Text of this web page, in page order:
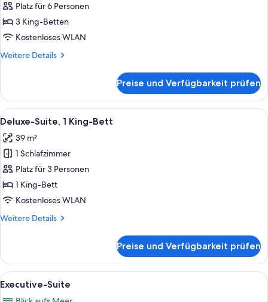
Platz für 6 Personen
3 King-Betten
Kostenloses WLAN
Weitere Details
Weitere
Preise und Verfügbarkeit prüfen
Alle
Fotos
für
Deluxe-
Suite,
1 King-
Bett
Ein Hotelzimmer mit einem großen
5
Deluxe-Suite, 1 King-Bett
39 m²
1 Schlafzimmer
Platz für 3 Personen
1 King-Bett
Kostenloses WLAN
Weitere Details
Weitere
Suite,
1 King-
Bett
Preise und Verfügbarkeit prüfen
Alle
Fotos
Ein modernes Schlafzimmer mit
5
Executive-Suite